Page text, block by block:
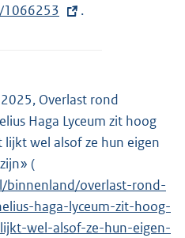
e
n
.
Overlast rond
Haga Lyceum zit hoog
wel alsof ze hun eigen
(
x
t
e
binnenland/overlast-rond-
haga-lyceum-zit-hoog-
wel-alsof-ze-hun-eigen-